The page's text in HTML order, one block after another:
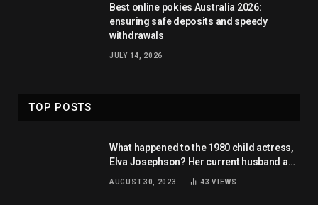
Best online pokies Australia 2026:
ensuring safe deposits and speedy
withdrawals
JULY 14, 2026
TOP POSTS
What happened to the 1980 child actress,
Elva Josephson? Her current husband and
AUGUST 30, 2023 43VIEWS